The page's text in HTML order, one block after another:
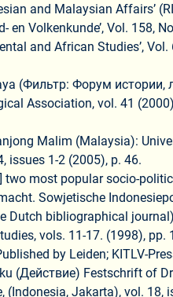
and Malaysian Affairs’
en Volkenkunde’, Vol. 158,
and African Studies’, Vol.
(Фильтр: Форум
Association, vol. 41
Malim (Malaysia):
issues 1-2 (2005), p. 46.
two most popular socio-
Sowjetische
Dutch bibliographical
vols. 11-17. (1998),
by Leiden; KITLV-
(Действие) Festschrift of
(Indonesia, Jakarta), vol.